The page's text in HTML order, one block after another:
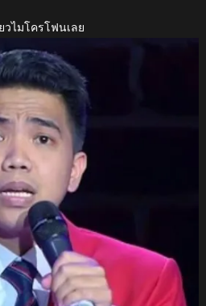
วไมโครโฟนเลย